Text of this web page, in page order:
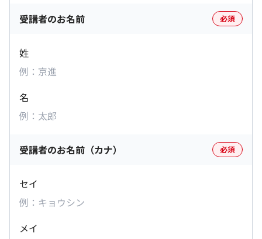
受講者のお名前 必須
姓
名
受講者のお名前（カナ） 必須
セイ
メイ